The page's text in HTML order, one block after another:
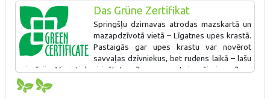
Das Grüne Zertifikat
Springšļu dzirnavas atrodas mazskartā un
mazapdzīvotā vietā – Līgatnes upes krastā.
Pastaigās gar upes krastu var novērot
savvaļas dzīvniekus, bet rudens laikā – lašu
migrāciju. Viesi tiek aicināti taupīt resursus. Ir iespēja iepazīt ne
tikai atjaunoto un iespaidīgo dzirnavu ēku, bet arī pasēdēt un
palasīt grāmatas saimnieces veidotajā bibliotēkā. Uzņēmumā ļoti